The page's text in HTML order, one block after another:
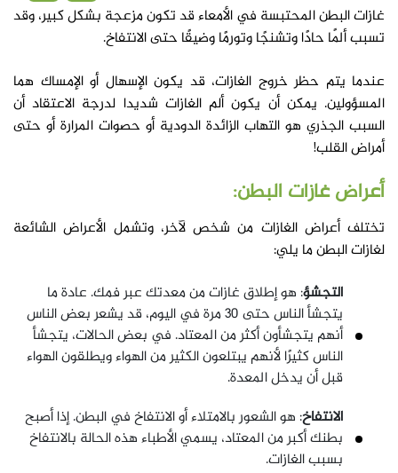
غازات البطن المحتبسة في الأمعاء قد تكون مزعجة بشكل كبير، وقد
تسبب ألمًا حادًا وتشنجًا وتورمًا وضيقًا حتى الانتفاخ.
عندما يتم حظر خروج الغازات، قد يكون الإسهال أو الإمساك هما
المسؤولين. يمكن أن يكون ألم الغازات شديدا لدرجة الاعتقاد أن
السبب الجذري هو التهاب الزائدة الدودية أو حصوات المرارة أو حتى
أمراض القلب!
أعراض غازات البطن:
تختلف أعراض الغازات من شخص لآخر، وتشمل الأعراض الشائعة
لغازات البطن ما يلي:
التجشؤ: هو إطلاق غازات من معدتك عبر فمك. عادة ما
يتجشأ الناس حتى 30 مرة في اليوم، قد يشعر بعض الناس
أنهم يتجشأون أكثر من المعتاد. في بعض الحالات، يتجشأ
الناس كثيرًا لأنهم يبتلعون الكثير من الهواء ويطلقون الهواء
قبل أن يدخل المعدة.
الانتفاخ: هو الشعور بالامتلاء أو الانتفاخ في البطن. إذا أصبح
بطنك أكبر من المعتاد، يسمي الأطباء هذه الحالة بالانتفاخ
بسبب الغازات.